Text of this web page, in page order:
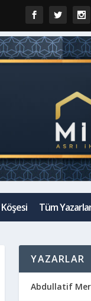
Köşesi Tüm
YAZARLAR
Abdullatif